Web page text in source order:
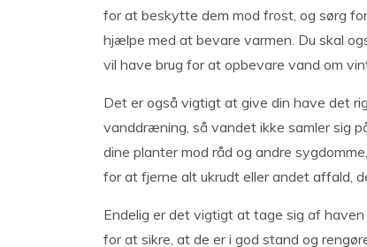
for at beskytte dem mod frost, og sørg
hjælpe med at bevare varmen. Du skal
vil have brug for at opbevare vand om
Det er også vigtigt at give din have det
vanddræning, så vandet ikke samler sig
dine planter mod råd og andre
for at fjerne alt ukrudt eller andet affald,
Endelig er det vigtigt at tage sig af
for at sikre, at de er i god stand og